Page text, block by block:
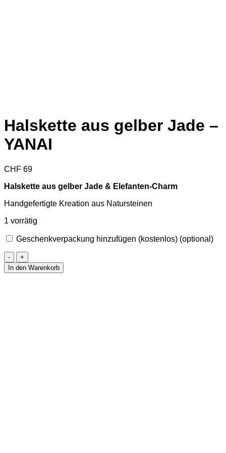
Halskette aus gelber Jade –
YANAI
CHF 69
Halskette aus gelber Jade & Elefanten-Charm
Handgefertigte Kreation aus Natursteinen
1 vorrätig
Geschenkverpackung hinzufügen (kostenlos) (optional)
Halskette
aus
gelber
In den Warenkorb